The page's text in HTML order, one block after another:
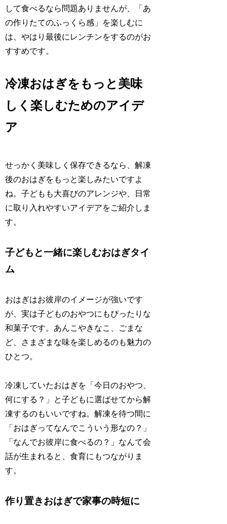
して食べるなら問題ありませんが、「あ
の作りたてのふっくら感」を楽しむに
は、やはり最後にレンチンをするのがお
すすめです。
冷凍おはぎをもっと美味
しく楽しむためのアイデ
ア
せっかく美味しく保存できるなら、解凍
後のおはぎをもっと楽しみたいですよ
ね。子どもも大喜びのアレンジや、日常
に取り入れやすいアイデアをご紹介しま
す。
子どもと一緒に楽しむおはぎタイ
ム
おはぎはお彼岸のイメージが強いです
が、実は子どものおやつにもぴったりな
和菓子です。あんこやきなこ、ごまな
ど、さまざまな味を楽しめるのも魅力の
ひとつ。
冷凍していたおはぎを「今日のおやつ、
何にする？」と子どもに選ばせてから解
凍するのもいいですね。解凍を待つ間に
「おはぎってなんでこういう形なの？」
「なんでお彼岸に食べるの？」なんて会
話が生まれると、食育にもつながりま
す。
作り置きおはぎで家事の時短に